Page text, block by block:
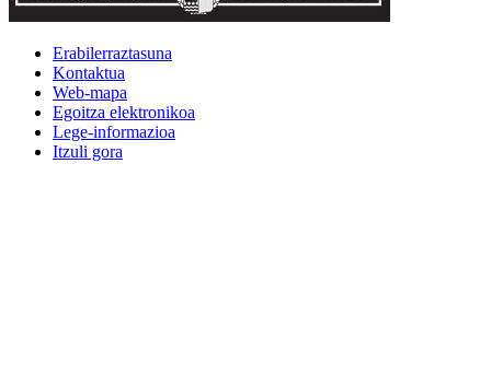
Erabilerraztasuna
Kontaktua
Web-mapa
Egoitza elektronikoa
Lege-informazioa
Itzuli gora